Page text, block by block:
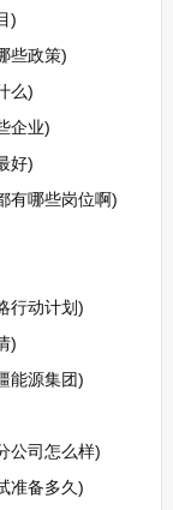
)
些政策)
么)
企业)
好)
有哪些岗位啊)
行动计划)
)
能源集团)
公司怎么样)
准备多久)